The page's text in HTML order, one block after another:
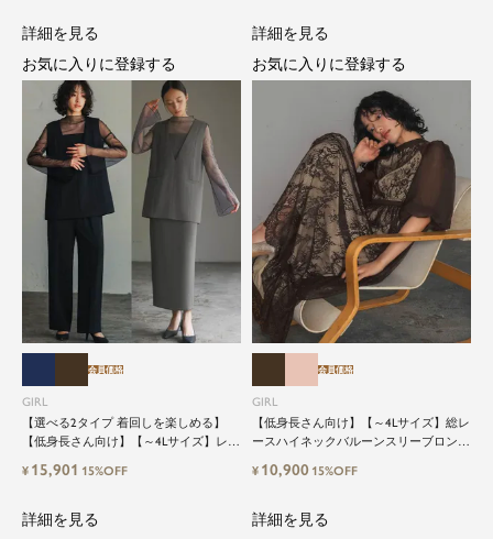
GIRL
【選べる2タイプ 着回しを楽しめる】
【低身長さん向け】【～4Lサイズ】レイ
カートorワイドパンツセットアップロン
ティードレス
会員価格
¥ 15,901 15%OFF
詳細を見る
お気に入りに登録する
GIRL
【低身長さん向け】【～4Lサイズ】総レ
ースハイネックバルーンスリーブロング
会員価格
¥ 10,900 15%OFF
詳細を見る
お気に入りに登録する
詳細を見る
詳細を見る